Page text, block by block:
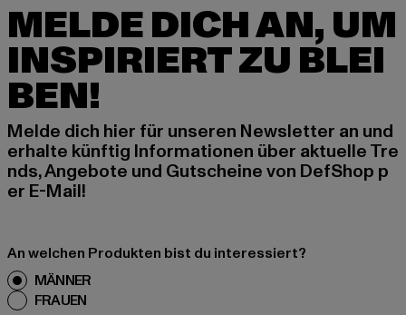
MELDE DICH AN, UM
INSPIRIERT ZU BLEI
BEN!
Melde dich hier für unseren Newsletter an und
erhalte künftig Informationen über aktuelle Tre
nds, Angebote und Gutscheine von DefShop p
er E-Mail!
An welchen Produkten bist du interessiert?
MÄNNER
FRAUEN